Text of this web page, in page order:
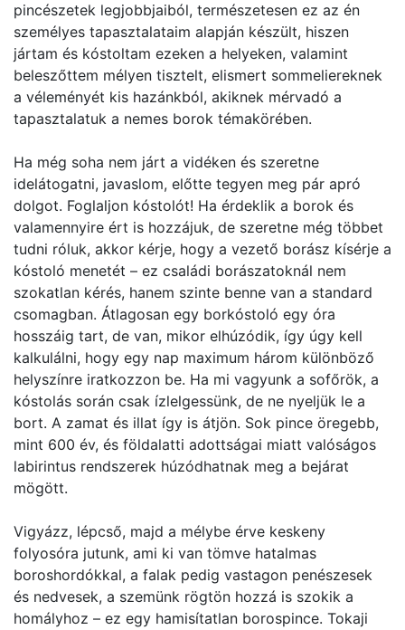
pincészetek legjobbjaiból, természetesen ez az én
személyes tapasztalataim alapján készült, hiszen
jártam és kóstoltam ezeken a helyeken, valamint
beleszőttem mélyen tisztelt, elismert sommeliereknek
a véleményét kis hazánkból, akiknek mérvadó a
tapasztalatuk a nemes borok témakörében.
Ha még soha nem járt a vidéken és szeretne
idelátogatni, javaslom, előtte tegyen meg pár apró
dolgot. Foglaljon kóstolót! Ha érdeklik a borok és
valamennyire ért is hozzájuk, de szeretne még többet
tudni róluk, akkor kérje, hogy a vezető borász kísérje a
kóstoló menetét – ez családi borászatoknál nem
szokatlan kérés, hanem szinte benne van a standard
csomagban. Átlagosan egy borkóstoló egy óra
hosszáig tart, de van, mikor elhúzódik, így úgy kell
kalkulálni, hogy egy nap maximum három különböző
helyszínre iratkozzon be. Ha mi vagyunk a sofőrök, a
kóstolás során csak ízlelgessünk, de ne nyeljük le a
bort. A zamat és illat így is átjön. Sok pince öregebb,
mint 600 év, és földalatti adottságai miatt valóságos
labirintus rendszerek húzódhatnak meg a bejárat
mögött.
Vigyázz, lépcső, majd a mélybe érve keskeny
folyosóra jutunk, ami ki van tömve hatalmas
boroshordókkal, a falak pedig vastagon penészesek
és nedvesek, a szemünk rögtön hozzá is szokik a
homályhoz – ez egy hamisítatlan borospince. Tokaji